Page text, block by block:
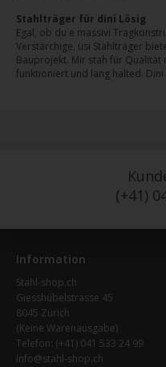
Stahlträger für dini Lösig
Egal, ob du e massivi
Verstärchige, üsi Stahlträger
Bauprojekt. Mir stah für
funktioniert und lang halted.
(+41)
Information
Stahl-shop.ch
Giesshübelstrasse 45
8045 Zürich
(Keine Warenausgabe)
Telefon: (+41) 041 533 24 99
info@stahl-shop.ch